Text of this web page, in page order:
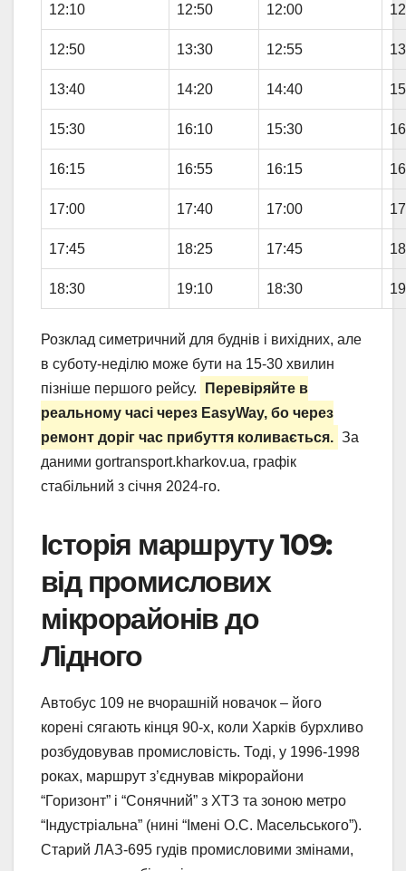
12:10 12:50 12:00
12:50 13:30 12:55
13:40 14:20 14:40
15:30 16:10 15:30
16:15 16:55 16:15
17:00 17:40 17:00
17:45 18:25 17:45
18:30 19:10 18:30
Розклад симетричний для буднів і вихідних, але
в суботу-неділю може бути на 15-30 хвилин
пізніше першого рейсу.
Перевіряйте в
реальному часі через EasyWay, бо через
ремонт доріг час прибуття коливається. За
даними gortransport.kharkov.ua, графік
стабільний з січня 2024-го.
Історія маршруту 109:
від промислових
мікрорайонів до
Лідного
Автобус 109 не вчорашній новачок – його
корені сягають кінця 90-х, коли Харків бурхливо
розбудовував промисловість. Тоді, у 1996-1998
роках, маршрут з’єднував мікрорайони
“Горизонт” і “Сонячний” з ХТЗ та зоною метро
“Індустріальна” (нині “Імені О.С. Масельського”).
Старий ЛАЗ-695 гудів промисловими змінами,